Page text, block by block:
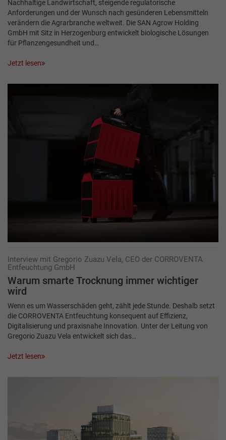
Nachhaltige Landwirtschaft, steigende regulatorische
Anforderungen und der Wunsch nach gesünderen Lebensmitteln
verändern die Agrarbranche weltweit. Die SAN Agrow Holding
GmbH mit Sitz in Herzogenburg entwickelt biologische Lösungen
für Pflanzengesundheit und…
Jetzt lesen
Interview mit Gregorio Zuazu Vela, CEO der CORROVENTA
Entfeuchtung GmbH
Warum smarte Trocknung immer wichtiger
wird
Wenn es um Wasserschäden geht, zählt jede Stunde. Deshalb setzt
die CORROVENTA Entfeuchtung konsequent auf Effizienz,
Digitalisierung und praxisnahe Innovation. Unter der Leitung von
Gregorio Zuazu Vela entwickelt sich das…
Jetzt lesen